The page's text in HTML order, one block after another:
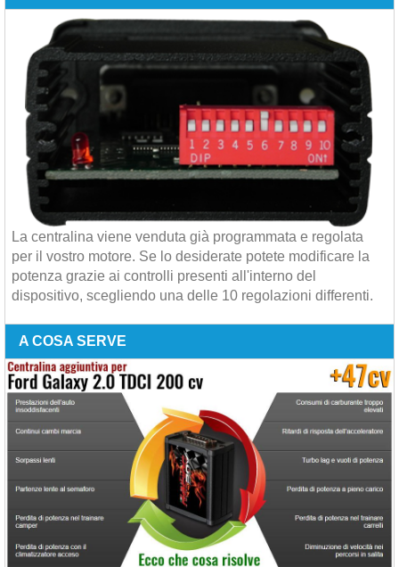
La centralina viene venduta già programmata e regolata
per il vostro motore. Se lo desiderate potete modificare la
potenza grazie ai controlli presenti all'interno del
dispositivo, scegliendo una delle 10 regolazioni differenti.
A COSA SERVE